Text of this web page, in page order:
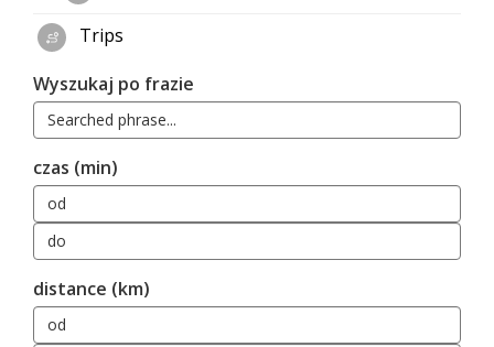
Trips
Wyszukaj po frazie
czas (min)
distance (km)